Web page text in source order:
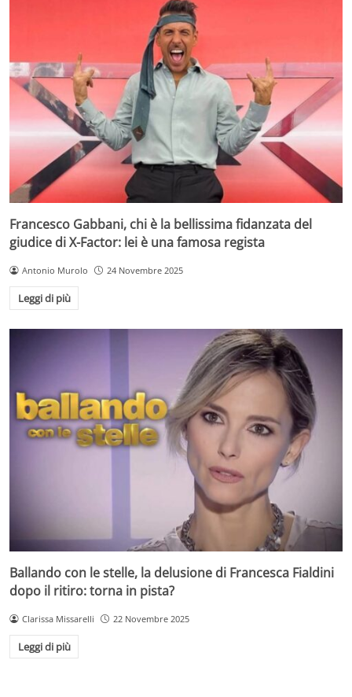
Francesco Gabbani, chi è la bellissima fidanzata del
giudice di X-Factor: lei è una famosa regista
Antonio Murolo 24 Novembre 2025
Leggi di più
Ballando con le stelle, la delusione di Francesca Fialdini
dopo il ritiro: torna in pista?
Clarissa Missarelli 22 Novembre 2025
Leggi di più